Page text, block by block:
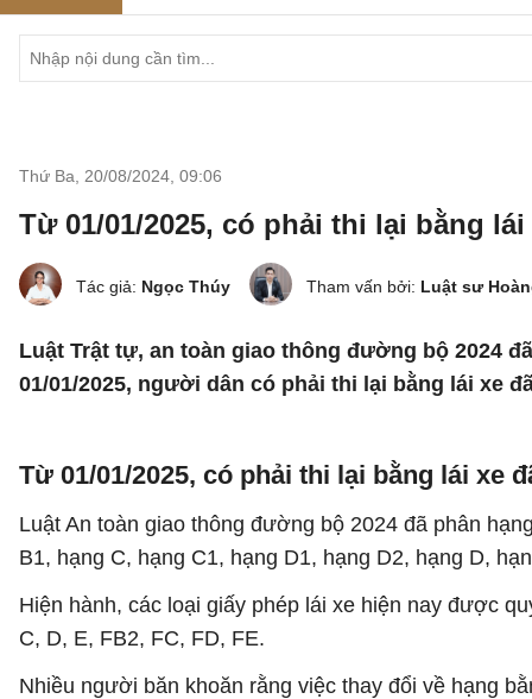
Thứ Ba, 20/08/2024 09:06
Từ 01/01/2025, có phải thi lại bằng
Tác giả: Ngọc Thúy Tham vấn bởi: Luật sư
Luật Trật tự, an toàn giao thông đường bộ 2024
01/01/2025, người dân có phải thi lại bằng lái xe
Từ 01/01/2025, có phải thi lại bằng lái xe
Luật An toàn giao thông đường bộ 2024 đã phân
B1, hạng C, hạng C1, hạng D1, hạng D2, hạng D,
Hiện hành, các loại giấy phép lái xe hiện nay được
C, D, E, FB2, FC, FD, FE.
Nhiều người băn khoăn rằng việc thay đổi về hạng